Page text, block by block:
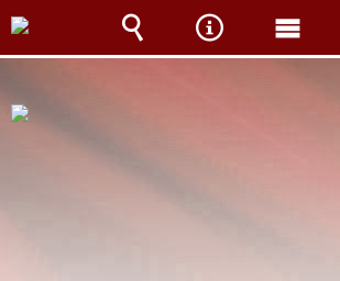
Wyszukiwarka
Narzędzia
Menu
główne